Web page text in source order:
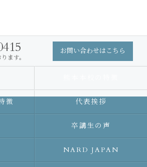
ます。
お問い合わせはこちら
徴 代表挨拶
卒講生の声
NARD JAPAN